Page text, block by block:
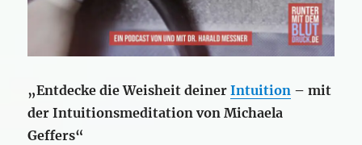
„Entdecke die Weisheit deinerIntuition – mit
der Intuitionsmeditation von Michaela
Geffers“